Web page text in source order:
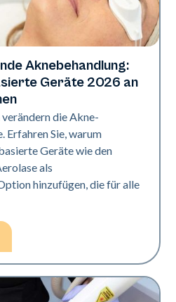
Aknebehandlung:
Geräte 2026 an
die Akne-
Erfahren Sie, warum
Geräte wie den
als
hinzufügen, die für alle